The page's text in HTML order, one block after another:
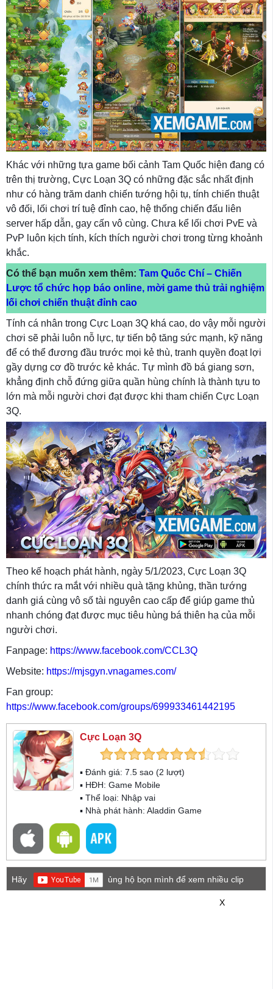
Khác với những tựa game bối cảnh Tam Quốc hiện đang có
trên thị trường, Cực Loạn 3Q có những đặc sắc nhất định
như có hàng trăm danh chiến tướng hội tụ, tính chiến thuật
vô đối, lối chơi trí tuệ đỉnh cao, hệ thống chiến đấu liên
server hấp dẫn, gay cấn vô cùng. Chưa kể lối chơi PvE và
PvP luôn kịch tính, kích thích người chơi trong từng khoảnh
khắc.
Có thể bạn muốn xem thêm: Tam Quốc Chí – Chiến
Lược tổ chức họp báo online, mời game thủ trải nghiệm
lối chơi chiến thuật đỉnh cao
Tính cá nhân trong Cực Loạn 3Q khá cao, do vậy mỗi người
chơi sẽ phải luôn nỗ lực, tự tiến bộ tăng sức mạnh, kỹ năng
để có thể đương đầu trước mọi kẻ thù, tranh quyền đoạt lợi
gầy dựng cơ đồ trước kẻ khác. Tự mình đồ bá giang sơn,
khẳng định chỗ đứng giữa quần hùng chính là thành tựu to
lớn mà mỗi người chơi đạt được khi tham chiến Cực Loạn
3Q.
Theo kế hoạch phát hành, ngày 5/1/2023, Cực Loạn 3Q
chính thức ra mắt với nhiều quà tặng khủng, thần tướng
danh giá cùng vô số tài nguyên cao cấp để giúp game thủ
nhanh chóng đạt được mục tiêu hùng bá thiên hạ của mỗi
người chơi.
Fanpage: https://www.facebook.com/CCL3Q
Website: https://mjsgyn.vnagames.com/
Fan group:
https://www.facebook.com/groups/699933461442195
Cực Loạn 3Q
▪ Đánh giá: 7.5 sao (2 lượt)
▪ HĐH: Game Mobile
▪ Thể loại: Nhập vai
▪ Nhà phát hành: Aladdin Game
Hãy
ủng hộ bọn mình để xem nhiều clip
X